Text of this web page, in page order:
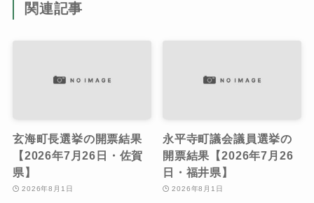
関連記事
玄海町長選挙の開票結果
【2026年7月26日・佐賀
県】
2026年8月1日
永平寺町議会議員選挙の
開票結果【2026年7月26
日・福井県】
2026年8月1日